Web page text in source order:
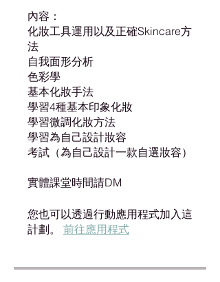
內容：
化妝工具運用以及正確Skincare方
法
自我面形分析
色彩學
基本化妝手法
學習4種基本印象化妝
學習微調化妝方法
學習為自己設計妝容
考試（為自己設計一款自選妝容）
實體課堂時間請DM
您也可以透過行動應用程式加入這
計劃。
前往應用程式